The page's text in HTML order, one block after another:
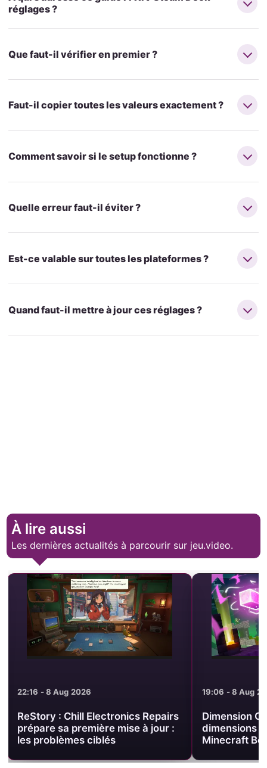
réglages ?
Que faut-il vérifier en premier ?
Faut-il copier toutes les valeurs exactement ?
Comment savoir si le setup fonctionne ?
Quelle erreur faut-il éviter ?
Est-ce valable sur toutes les plateformes ?
Quand faut-il mettre à jour ces réglages ?
À lire aussi
Les dernières actualités à parcourir sur jeu.video.
19:06 - 8 Aug 2026
Dimension Clash : trois
dimensions s’affrontent dans
Minecraft Bedrock
18:57 - 8 Aug
SteamOS
Steam Deck